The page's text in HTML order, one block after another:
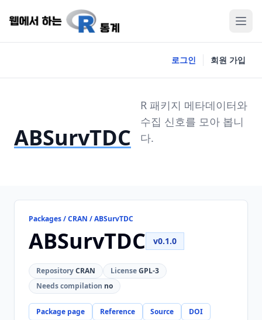
로그인 회원 가입
ABSurvTDC
R 패키지 메타데이터와
수집 신호를 모아 봅니
다.
Packages / CRAN / ABSurvTDC
ABSurvTDC v0.1.0
RepositoryCRAN LicenseGPL-3
Needs compilation no
Package page Reference Source DOI